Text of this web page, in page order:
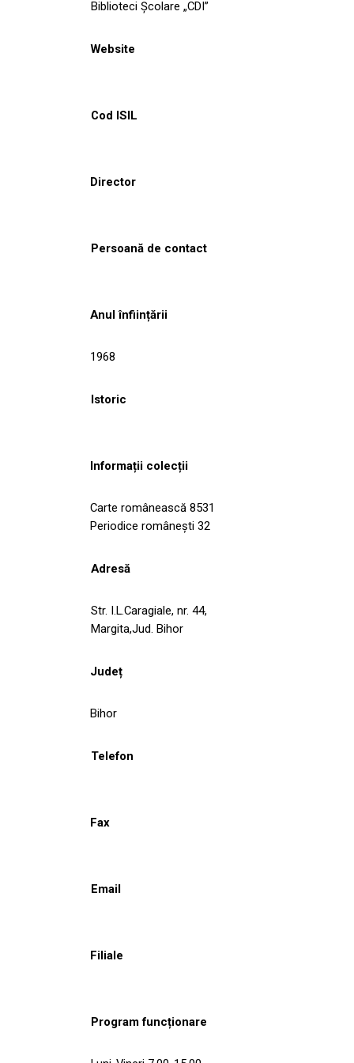
Biblioteci Școlare „CDI”
Website
Cod ISIL
Director
Persoană de contact
Anul înființării
1968
Istoric
Informații colecții
Carte românească 8531
Periodice româneşti 32
Adresă
Str. I.L.Caragiale, nr. 44,
Margita,Jud. Bihor
Județ
Bihor
Telefon
Fax
Email
Filiale
Program funcționare